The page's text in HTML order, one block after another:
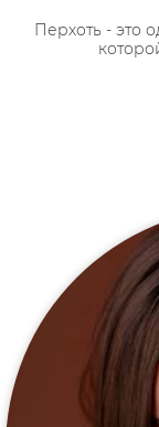
Перхоть - это